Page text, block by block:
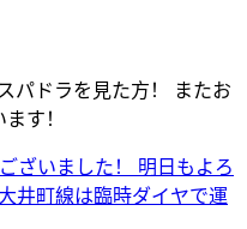
パドラを見た方！ またお
す！
ざいました！ 明日もよろ
井町線は臨時ダイヤで運